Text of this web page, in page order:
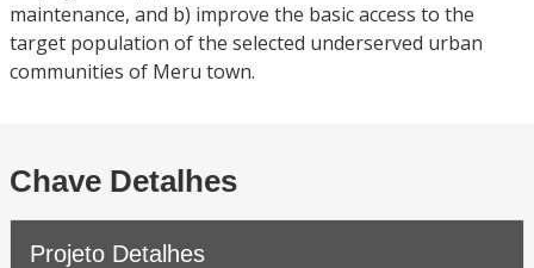
maintenance, and b) improve the basic access to the
target population of the selected underserved urban
communities of Meru town.
Chave Detalhes
Projeto Detalhes